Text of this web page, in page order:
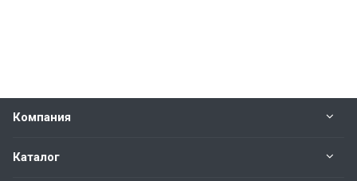
Компания
Каталог